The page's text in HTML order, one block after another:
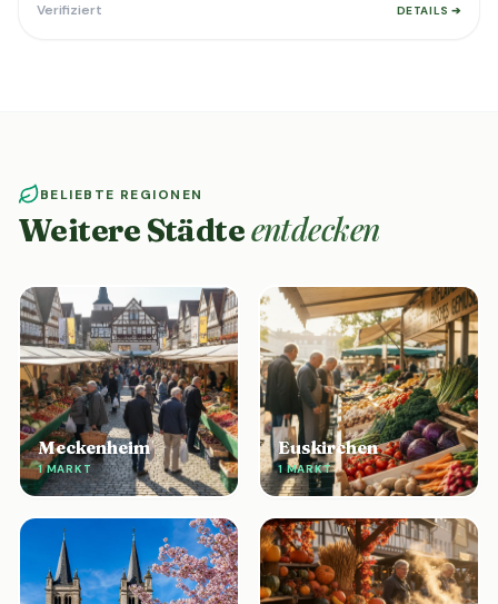
Verifiziert DETAILS ➔
BELIEBTE REGIONEN
Weitere Städteentdecken
Meckenheim
1 MARKT
Euskirchen
1 MARKT